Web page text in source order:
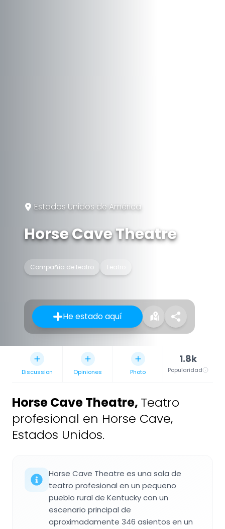
Estados Unidos de América
Horse Cave Theatre
Compañía de teatro Teatro
He estado aquí
Discussion Opiniones Photo
1.8k
Popularidad
Horse Cave Theatre, Teatro
profesional en Horse Cave,
Estados Unidos.
Horse Cave Theatre es una sala de
teatro profesional en un pequeno
pueblo rural de Kentucky con un
escenario principal de
aproximadamente 346 asientos en un